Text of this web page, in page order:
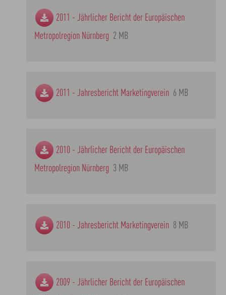
2011 - Jährlicher Bericht der Europäischen
Metropolregion Nürnberg 2 MB
2011 - Jahresbericht Marketingverein 6 MB
2010 - Jährlicher Bericht der Europäischen
Metropolregion Nürnberg 3 MB
2010 - Jahresbericht Marketingverein 8 MB
2009 - Jährlicher Bericht der Europäischen